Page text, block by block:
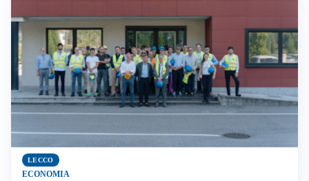
LECCO
ECONOMIA